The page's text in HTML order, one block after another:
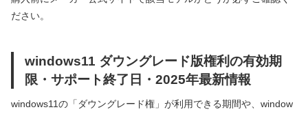
ださい。
windows11 ダウングレード版権利の有効期
限・サポート終了日・2025年最新情報
windows11の「ダウングレード権」が利用できる期間や、window